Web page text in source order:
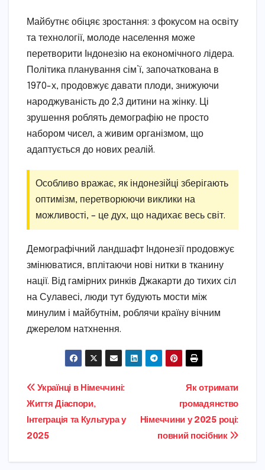
Майбутнє обіцяє зростання: з фокусом на освіту
та технології, молоде населення може
перетворити Індонезію на економічного лідера.
Політика планування сім’ї, започаткована в
1970-х, продовжує давати плоди, знижуючи
народжуваність до 2,3 дитини на жінку. Ці
зрушення роблять демографію не просто
набором чисел, а живим організмом, що
адаптується до нових реалій.
Особливо вражає, як індонезійці зберігають
оптимізм, перетворюючи виклики на
можливості, – це дух, що надихає весь світ.
Демографічний ландшафт Індонезії продовжує
змінюватися, вплітаючи нові нитки в тканину
нації. Від гамірних ринків Джакарти до тихих сіл
на Сулавесі, люди тут будують мости між
минулим і майбутнім, роблячи країну вічним
джерелом натхнення.
Навігація
записів
Як отримати
громадянство
Німеччини у 2025 році:
повний посібник
Українці в Німеччині:
Життя Діаспори,
Інтеграція та Культура у
2025